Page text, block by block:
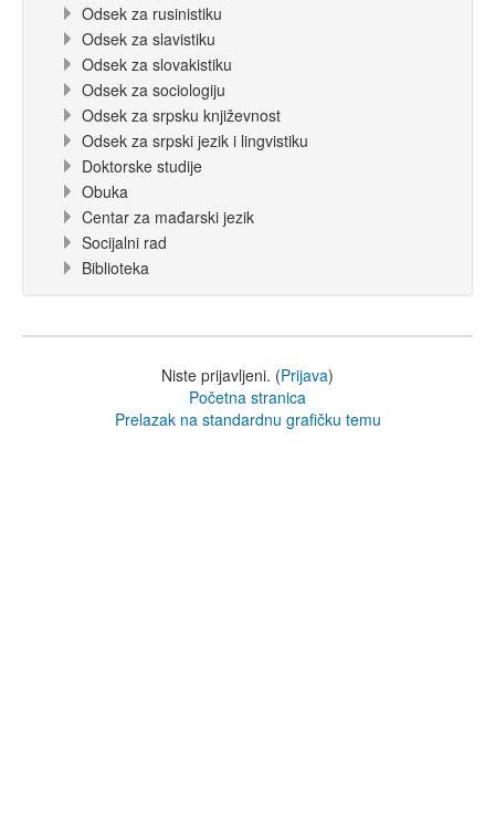
Odsek za rusinistiku
Odsek za slavistiku
Odsek za slovakistiku
Odsek za sociologiju
Odsek za srpsku književnost
Odsek za srpski jezik i lingvistiku
Doktorske studije
Obuka
Centar za mađarski jezik
Socijalni rad
Biblioteka
Niste prijavljeni. (Prijava)
Početna stranica
Prelazak na standardnu grafičku temu